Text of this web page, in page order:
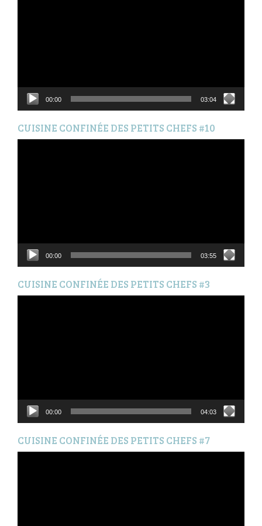
00:00 03:04
CUISINE CONFINÉE DES PETITS CHEFS #10
00:00 03:55
CUISINE CONFINÉE DES PETITS CHEFS #3
00:00 04:03
CUISINE CONFINÉE DES PETITS CHEFS #7